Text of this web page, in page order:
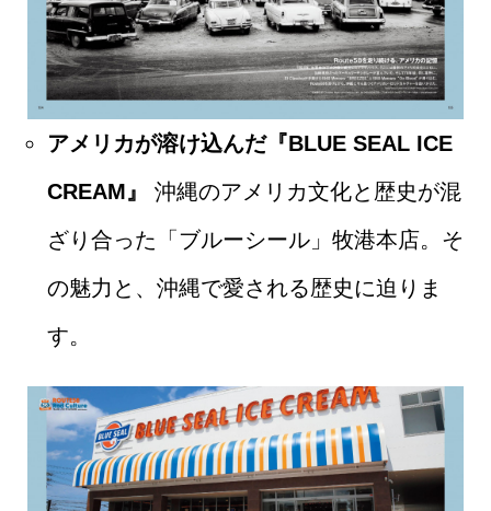
アメリカが溶け込んだ『BLUE SEAL ICE
CREAM』
沖縄のアメリカ文化と歴史が混
ざり合った「ブルーシール」牧港本店。そ
の魅力と、沖縄で愛される歴史に迫りま
す。